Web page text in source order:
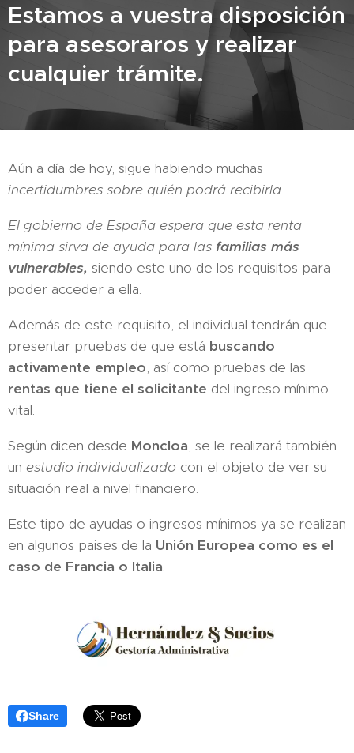
Estamos a vuestra disposición
para asesoraros y realizar
cualquier trámite.
Aún a día de hoy, sigue habiendo muchas
incertidumbres sobre quién podrá recibirla.
El gobierno de España espera que esta renta
mínima sirva de ayuda para las familias más
vulnerables, siendo este uno de los requisitos para
poder acceder a ella.
Además de este requisito, el individual tendrán que
presentar pruebas de que está buscando
activamente empleo, así como pruebas de las
rentas que tiene el solicitante del ingreso mínimo
vital.
Según dicen desde Moncloa, se le realizará también
un estudio individualizado con el objeto de ver su
situación real a nivel financiero.
Este tipo de ayudas o ingresos mínimos ya se realizan
en algunos paises de la Unión Europea como es el
caso de Francia o Italia.
Share